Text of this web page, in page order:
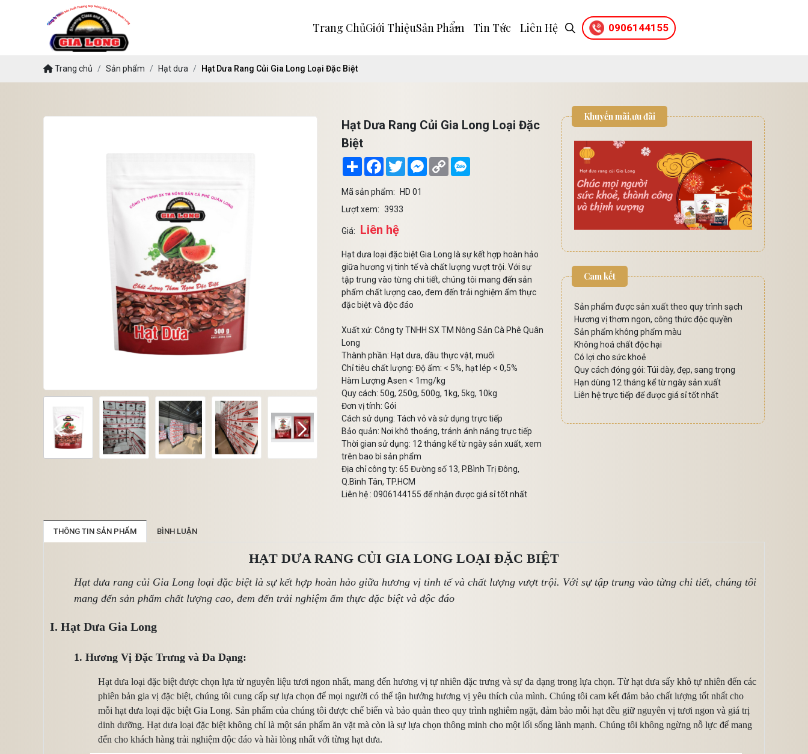
Trang ChủGiới ThiệuSản Phẩm Tin Tức Liên Hệ 0906144155
Trang chủ Sản phẩm Hạt dưa Hạt Dưa Rang Củi Gia Long Loại Đặc Biệt
Hạt Dưa Rang Củi Gia Long Loại Đặc
Biệt
Share Facebook
TwitterMessenger
Copy
Link
Mã sản phẩm:
HD 01
Lượt xem: 3933
Giá: Liên hệ
Hạt dưa loại đặc biệt Gia Long là sự kết hợp hoàn hảo
giữa hương vị tinh tế và chất lượng vượt trội. Với sự
tập trung vào từng chi tiết, chúng tôi mang đến sản
phẩm chất lượng cao, đem đến trải nghiệm ẩm thực
đặc biệt và độc đáo
Xuất xứ: Công ty TNHH SX TM Nông Sản Cà Phê Quân
Long
Thành phần: Hạt dưa, dầu thực vật, muối
Chỉ tiêu chất lượng: Độ ẩm: < 5%, hạt lép < 0,5%
Hàm Lượng Asen < 1mg/kg
Quy cách: 50g, 250g, 500g, 1kg, 5kg, 10kg
Đơn vị tính: Gói
Cách sử dụng: Tách vỏ và sử dụng trực tiếp
Bảo quản: Nơi khô thoáng, tránh ánh nắng trực tiếp
Thời gian sử dụng: 12 tháng kể từ ngày sản xuất, xem
trên bao bì sản phẩm
Địa chỉ công ty: 65 Đường số 13, P.Bình Trị Đông,
Q.Bình Tân, TP.HCM
Liên hệ : 0906144155 để nhận được giá sỉ tốt nhất
Khuyến mãi,ưu đãi
Cam kết
Sản phẩm được sản xuất theo quy trình sạch
Hương vị thơm ngon, công thức độc quyền
Sản phẩm không phẩm màu
Không hoá chất độc hại
Có lợi cho sức khoẻ
Quy cách đóng gói: Túi dày, đẹp, sang trọng
Hạn dùng 12 tháng kể từ ngày sản xuất
Liên hệ trực tiếp để được giá sỉ tốt nhất
THÔNG TIN SẢN PHẨM BÌNH LUẬN
HẠT DƯA RANG CỦI GIA LONG LOẠI ĐẶC BIỆT
Hạt dưa rang củi Gia Long loại đặc biệt là sự kết hợp hoàn hảo giữa hương vị tinh tế và chất lượng vượt trội. Với sự tập trung vào từng chi tiết, chúng tôi
mang đến sản phẩm chất lượng cao, đem đến trải nghiệm ẩm thực đặc biệt và độc đáo
I. Hạt Dưa Gia Long
1. Hương Vị Đặc Trưng và Đa Dạng:
Hạt dưa loại đặc biệt được chọn lựa từ nguyên liệu tươi ngon nhất, mang đến hương vị tự nhiên đặc trưng và sự đa dạng trong lựa chọn. Từ hạt dưa sấy khô tự nhiên đến các
phiên bản gia vị đặc biệt, chúng tôi cung cấp sự lựa chọn để mọi người có thể tận hưởng hương vị yêu thích của mình. Chúng tôi cam kết đảm bảo chất lượng tốt nhất cho
mỗi hạt dưa loại đặc biệt Gia Long. Sản phẩm của chúng tôi được chế biến và bảo quản theo quy trình nghiêm ngặt, đảm bảo mỗi hạt đều giữ nguyên vị tươi ngon và giá trị
dinh dưỡng. Hạt dưa loại đặc biệt không chỉ là một sản phẩm ăn vặt mà còn là sự lựa chọn thông minh cho một lối sống lành mạnh. Chúng tôi không ngừng nỗ lực để mang
đến cho khách hàng trải nghiệm độc đáo và hài lòng nhất với từng hạt dưa.